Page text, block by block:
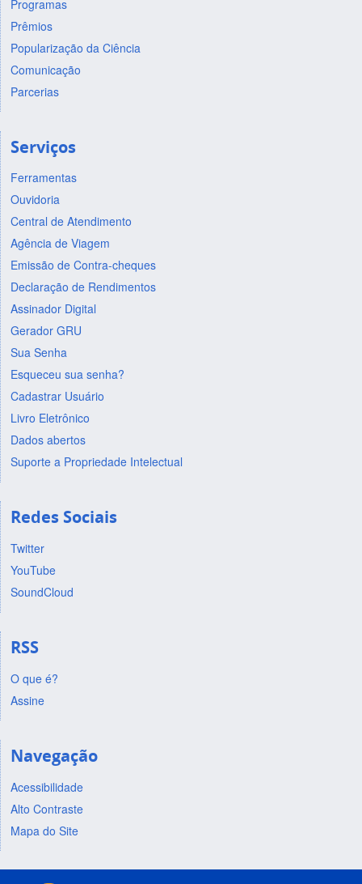
Programas
Prêmios
Popularização da Ciência
Comunicação
Parcerias
Serviços
Ferramentas
Ouvidoria
Central de Atendimento
Agência de Viagem
Emissão de Contra-cheques
Declaração de Rendimentos
Assinador Digital
Gerador GRU
Sua Senha
Esqueceu sua senha?
Cadastrar Usuário
Livro Eletrônico
Dados abertos
Suporte a Propriedade Intelectual
Redes Sociais
Twitter
YouTube
SoundCloud
RSS
O que é?
Assine
Navegação
Acessibilidade
Alto Contraste
Mapa do Site